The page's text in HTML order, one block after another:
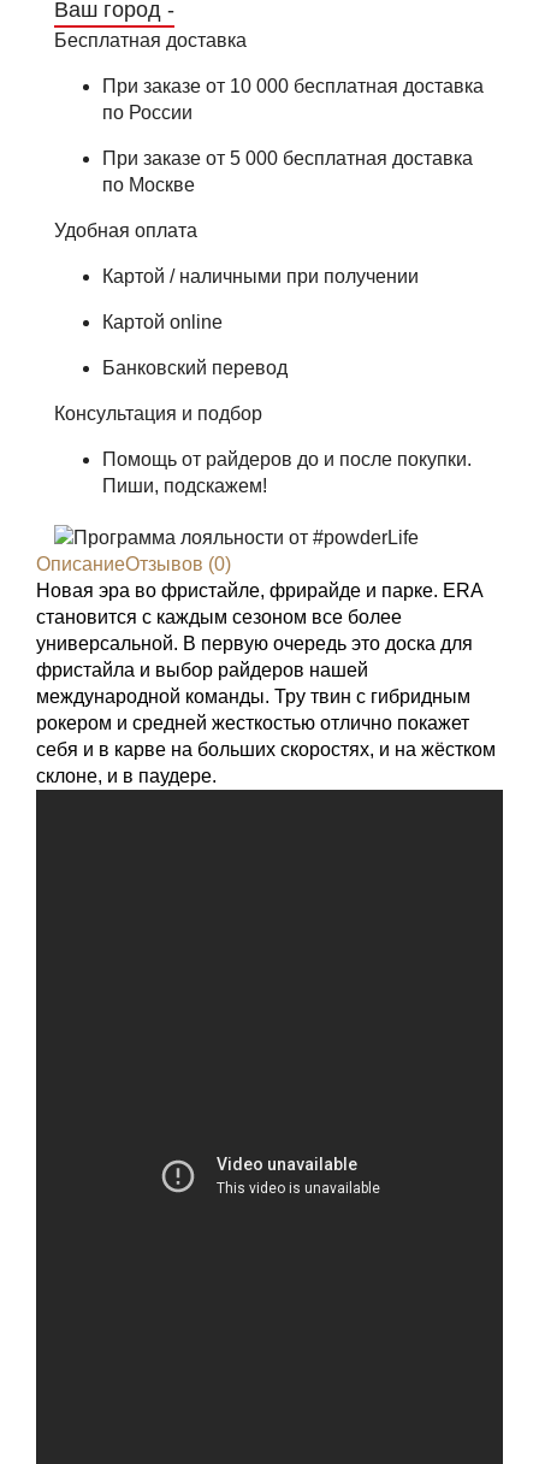
Ваш город -
Бесплатная доставка
При заказе от 10 000 бесплатная доставка
по России
При заказе от 5 000 бесплатная доставка
по Москве
Удобная оплата
Картой / наличными при получении
Картой online
Банковский перевод
Консультация и подбор
Помощь от райдеров до и после покупки.
Пиши, подскажем!
ОписаниеОтзывов (0)
Новая эра во фристайле, фрирайде и парке. ERA
становится с каждым сезоном все более
универсальной. В первую очередь это доска для
фристайла и выбор райдеров нашей
международной команды. Тру твин с гибридным
рокером и средней жесткостью отлично покажет
себя и в карве на больших скоростях, и на жёстком
склоне, и в паудере.